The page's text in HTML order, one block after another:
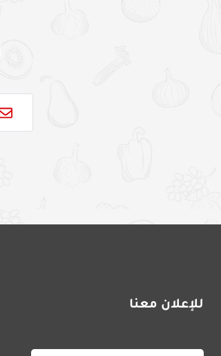
للإعلان معنا